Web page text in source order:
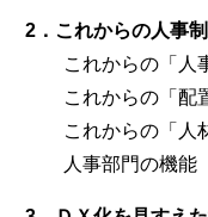
2．これからの人事
これからの「人事
これからの「配置
これからの「人材
人事部門の機能